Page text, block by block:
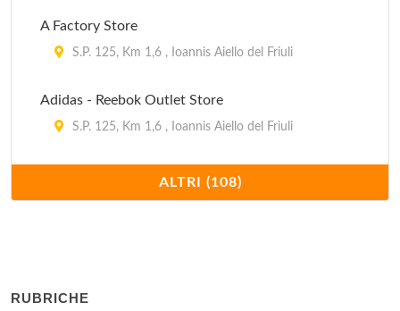
A Factory Store
S.P. 125, Km 1,6 , Ioannis Aiello del Friuli
Adidas - Reebok Outlet Store
S.P. 125, Km 1,6 , Ioannis Aiello del Friuli
S.P. 125, Km 1,6 , Ioannis Aiello del Friuli
ALTRI (108)
RUBRICHE